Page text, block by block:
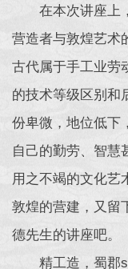
在本次讲座上
营造者与敦煌艺
古代属于手工业劳
的技术等级区别和
份卑微，地位低下
自己的勤劳、智慧
用之不竭的文化艺
敦煌的营建，又留
德先生的讲座吧。
精工造，蜀郡